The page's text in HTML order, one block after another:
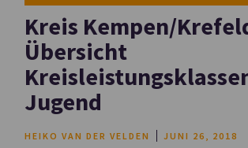
Kreis Kempen/
Übersicht
Jugend
HEIKO VAN DER VELDEN JUNI 26, 2018